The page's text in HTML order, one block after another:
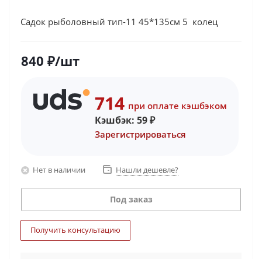
Садок рыболовный тип-11 45*135см 5 колец
840 ₽/шт
714 при оплате кэшбэком
Кэшбэк: 59₽
Зарегистрироваться
Нет в наличии Нашли дешевле?
Под заказ
Получить консультацию